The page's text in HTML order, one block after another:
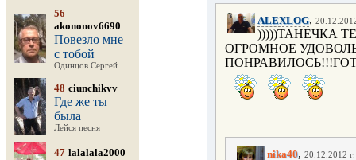
56
akononov6690
Повезло мне
с тобой
Одинцов Сергей
48 ciunchikvv
Где же ты
была
Лейся песня
47 lalalala2000
ALEXLOG,
)))))ТАНЕЧКА
ОГРОМНОЕ
nika40, 20.12.2012